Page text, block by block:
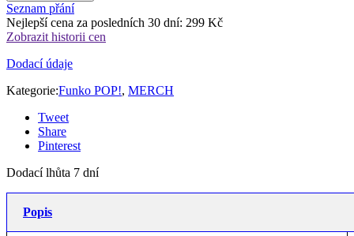
Seznam přání
Nejlepší cena za posledních 30 dní: 299 Kč
Zobrazit historii cen
Dodací údaje
Kategorie:Funko POP!, MERCH
Tweet
Share
Pinterest
Dodací lhůta 7 dní
Popis